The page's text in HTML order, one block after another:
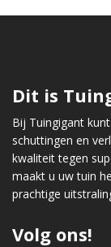
Dit is
Bij Tuingigant
schuttingen en
kwaliteit tegen
maakt u uw tuin
prachtige
Volg ons!